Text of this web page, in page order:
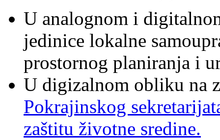
U analognom i
jedinice lokalne
prostornog planiranja i
U digizalnom obliku na
Pokrajinskog
zaštitu životne sredine.